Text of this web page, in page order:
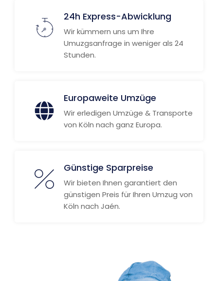
24h Express-Abwicklung
Wir kümmern uns um Ihre
Umuzgsanfrage in weniger als 24
Stunden.
Europaweite Umzüge
Wir erledigen Umzüge & Transporte
von Köln nach ganz Europa.
Günstige Sparpreise
Wir bieten Ihnen garantiert den
günstigen Preis für Ihren Umzug von
Köln nach Jaén.